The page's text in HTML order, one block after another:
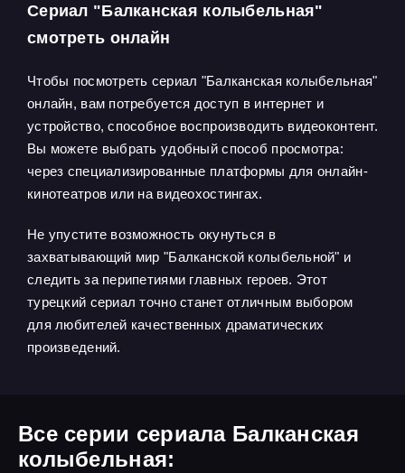
Сериал "Балканская колыбельная"
смотреть онлайн
Чтобы посмотреть сериал "Балканская колыбельная"
онлайн, вам потребуется доступ в интернет и
устройство, способное воспроизводить видеоконтент.
Вы можете выбрать удобный способ просмотра:
через специализированные платформы для онлайн-
кинотеатров или на видеохостингах.
Не упустите возможность окунуться в
захватывающий мир "Балканской колыбельной" и
следить за перипетиями главных героев. Этот
турецкий сериал точно станет отличным выбором
для любителей качественных драматических
произведений.
Все серии сериала Балканская
колыбельная: